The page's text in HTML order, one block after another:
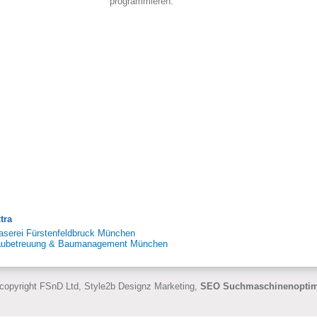
Fürstenfeldbruck München
& Baumanagement München
FSnD Ltd, Style2b Designz Marketing, SEO